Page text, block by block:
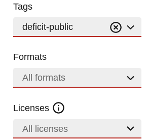
Tags
deficit-public
Formats
All formats
Licenses
All licenses